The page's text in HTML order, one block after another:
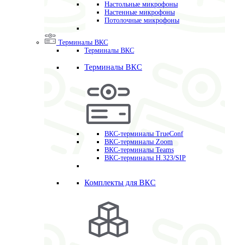
Настольные микрофоны
Настенные микрофоны
Потолочные микрофоны
Терминалы ВКС
Терминалы ВКС
Терминалы ВКС
ВКС-терминалы TrueConf
ВКС-терминалы Zoom
ВКС-терминалы Teams
ВКС-терминалы H.323/SIP
Комплекты для ВКС